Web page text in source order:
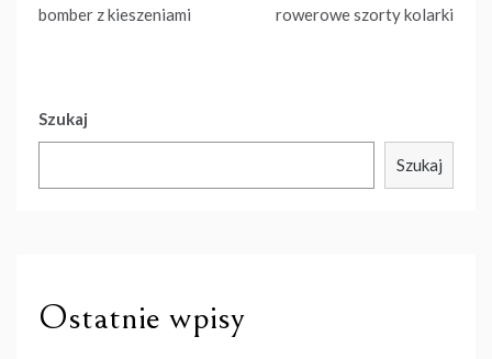
wpisu
bomber z kieszeniami
rowerowe szorty kolarki
Szukaj
Szukaj
Ostatnie wpisy